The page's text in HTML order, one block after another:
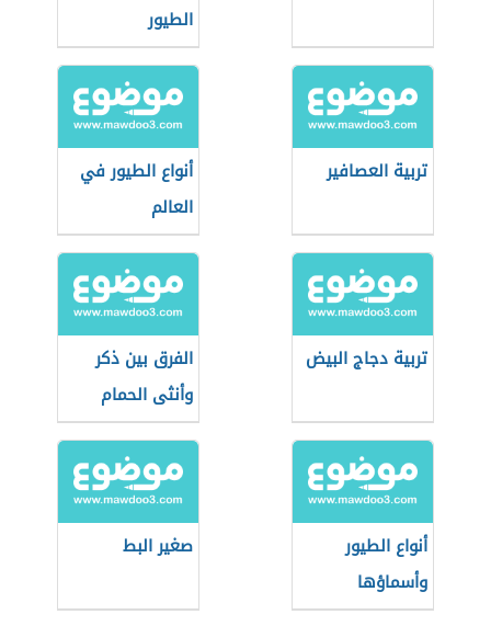
الطيور
تربية العصافير
أنواع الطيور في
العالم
تربية دجاج البيض
الفرق بين ذكر
وأنثى الحمام
أنواع الطيور
وأسماؤها
صغير البط